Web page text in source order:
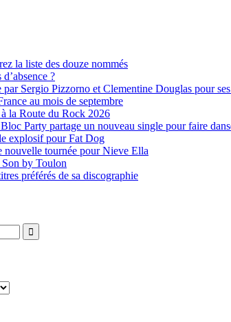
la liste des douze nommés
?
Sergio Pizzorno et Clementine Douglas pour
au mois de septembre
la Route du Rock 2026
Party partage un nouveau single pour faire
explosif pour Fat Dog
nouvelle tournée pour Nieve Ella
by Toulon
préférés de sa discographie